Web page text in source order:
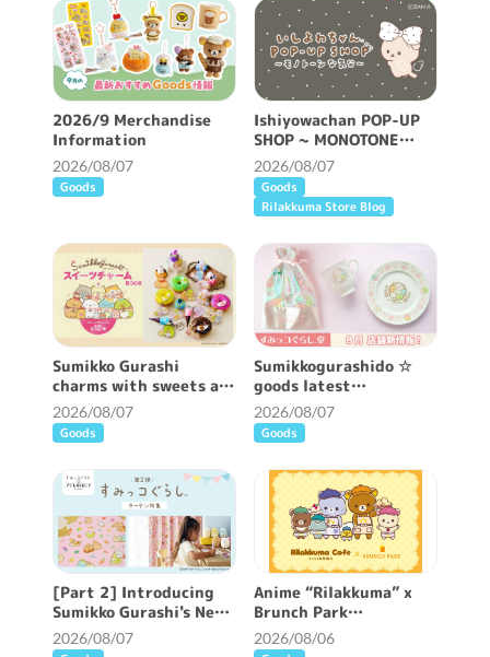
2026/9 Merchandise
Information
2026/08/07
Goods
Ishiyowachan POP-UP
SHOP ~ MONOTONE
FEELING ~ will be held!
2026/08/07
Goods
Rilakkuma Store Blog
Sumikko Gurashi
charms with sweets are
now available ♪
2026/08/07
Goods
Sumikkogurashido ☆
goods latest
information ♪
2026/08/07
Goods
[Part 2] Introducing
Sumikko Gurashi's New
Patterned Curtains ♪
2026/08/07
Anime “Rilakkuma” x
Brunch Park
collaboration cafe will
be held!
2026/08/06